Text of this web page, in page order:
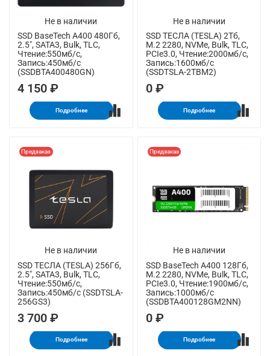
Не в наличии
SSD BaseTech A400 480Гб,
2.5", SATA3, Bulk, TLC,
Чтение:550мб/с,
Запись:450мб/с
(SSDBTA400480GN)
4 150 ₽
Подробнее
Не в наличии
SSD ТЕСЛА (TESLA) 2Тб,
M.2 2280, NVMe, Bulk, TLC,
PCIe3.0, Чтение:2000мб/с,
Запись:1600мб/с
(SSDTSLA-2TBM2)
0 ₽
Подробнее
Не в наличии
Предзаказ
SSD ТЕСЛА (TESLA) 256Гб,
2.5", SATA3, Bulk, TLC,
Чтение:550мб/с,
Запись:450мб/с (SSDTSLA-
256GS3)
3 700 ₽
Подробнее
Не в наличии
Предзаказ
SSD BaseTech A400 128Гб,
M.2 2280, NVMe, Bulk, TLC,
PCIe3.0, Чтение:1900мб/с,
Запись:1000мб/с
(SSDBTA400128GM2NN)
0 ₽
Подробнее